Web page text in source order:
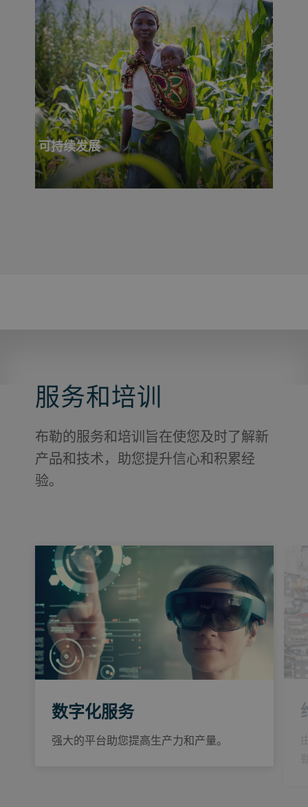
可持续发展
服务和培训
布勒的服务和培训旨在使您及时了解新
产品和技术，助您提升信心和积累经
验。
数字化服务
强大的平台助您提高生产力和产量。